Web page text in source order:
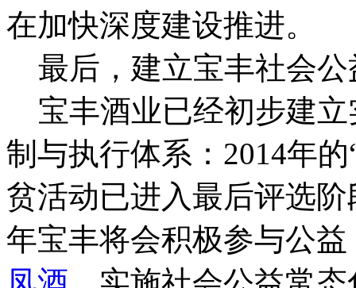
在加快深度建设推进。
最后，建立宝丰社会公
宝丰酒业已经初步建立
制与执行体系：2014年
贫活动已进入最后评选
年宝丰将会积极参与公